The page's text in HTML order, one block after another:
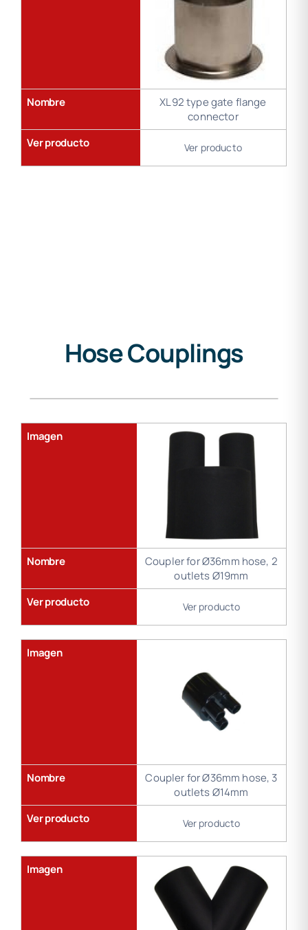
Nombre
XL92 type gate flange
connector
Ver producto
Ver producto
Hose Couplings
de
soldadura
Imagen
Nombre
Coupler for Ø36mm hose, 2
outlets Ø19mm
Ver producto
Ver producto
Imagen
Nombre
Coupler for Ø36mm hose, 3
outlets Ø14mm
Ver producto
Ver producto
Imagen